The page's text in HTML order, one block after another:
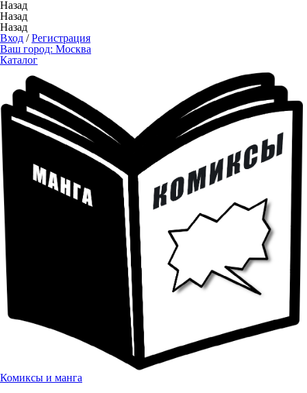
Назад
Назад
Назад
Вход /Регистрация
Ваш город: Москва
Каталог
Комиксы и манга